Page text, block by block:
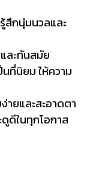
สึกนุ่มนวลและ
ละทันสมัย
นที่นิยม ให้ความ
ายและสะอาดตา
ดีในทุกโอกาส